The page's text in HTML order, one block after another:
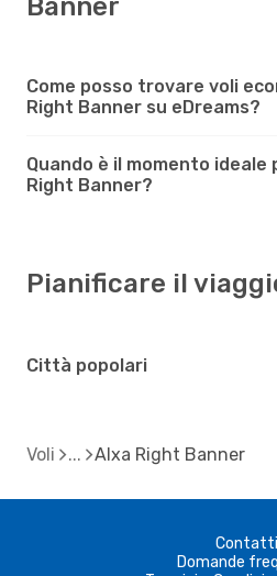
Banner
Come posso trovare voli
Right Banner su eDreams?
Quando è il momento ideale
Right Banner?
Pianificare il
Città popolari
Voli Alxa Right Banner
Contatti
Domande